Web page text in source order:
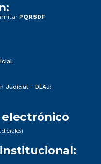
PQRSDF
Judicial - DEAJ:
electrónico